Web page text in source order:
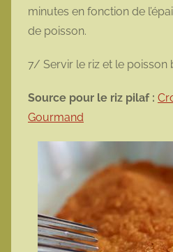
minutes en fonction de
de poisson.
7/ Servir le riz et le poisson
Source pour le riz pilaf :
Gourmand